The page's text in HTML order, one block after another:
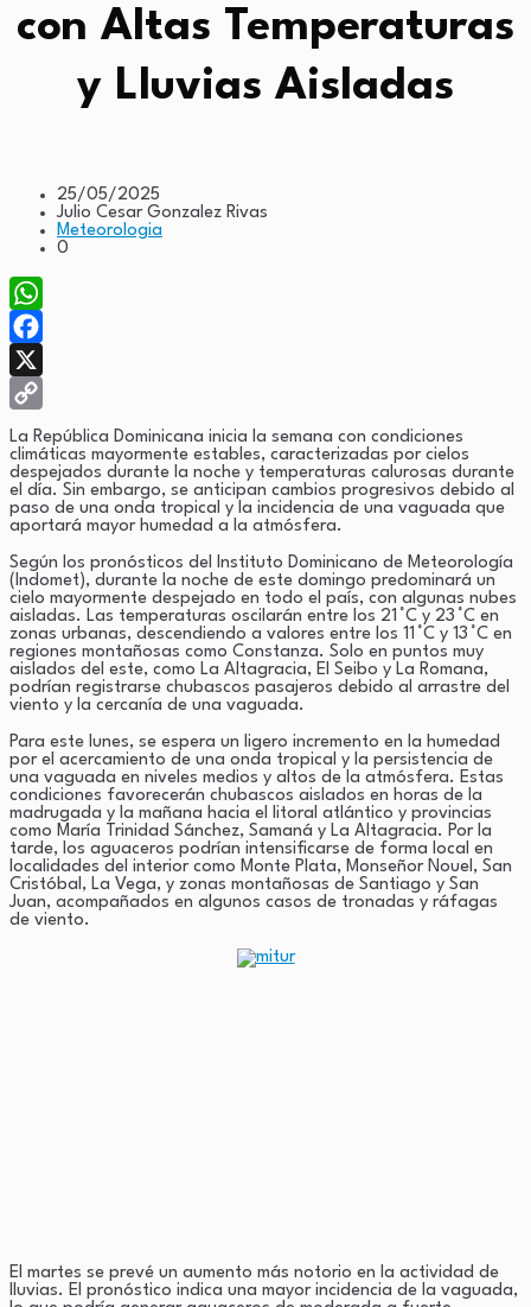
con Altas Temperaturas
y Lluvias Aisladas
25/05/2025
Julio Cesar Gonzalez Rivas
Meteorologia
0
WhatsApp
Facebook
X
Copy
Link
La República Dominicana inicia la semana con condiciones
climáticas mayormente estables, caracterizadas por cielos
despejados durante la noche y temperaturas calurosas durante
el día. Sin embargo, se anticipan cambios progresivos debido al
paso de una onda tropical y la incidencia de una vaguada que
aportará mayor humedad a la atmósfera.
Según los pronósticos del Instituto Dominicano de Meteorología
(Indomet), durante la noche de este domingo predominará un
cielo mayormente despejado en todo el país, con algunas nubes
aisladas. Las temperaturas oscilarán entre los 21 °C y 23 °C en
zonas urbanas, descendiendo a valores entre los 11 °C y 13 °C en
regiones montañosas como Constanza. Solo en puntos muy
aislados del este, como La Altagracia, El Seibo y La Romana,
podrían registrarse chubascos pasajeros debido al arrastre del
viento y la cercanía de una vaguada.
Para este lunes, se espera un ligero incremento en la humedad
por el acercamiento de una onda tropical y la persistencia de
una vaguada en niveles medios y altos de la atmósfera. Estas
condiciones favorecerán chubascos aislados en horas de la
madrugada y la mañana hacia el litoral atlántico y provincias
como María Trinidad Sánchez, Samaná y La Altagracia. Por la
tarde, los aguaceros podrían intensificarse de forma local en
localidades del interior como Monte Plata, Monseñor Nouel, San
Cristóbal, La Vega, y zonas montañosas de Santiago y San
Juan, acompañados en algunos casos de tronadas y ráfagas
de viento.
El martes se prevé un aumento más notorio en la actividad de
lluvias. El pronóstico indica una mayor incidencia de la vaguada,